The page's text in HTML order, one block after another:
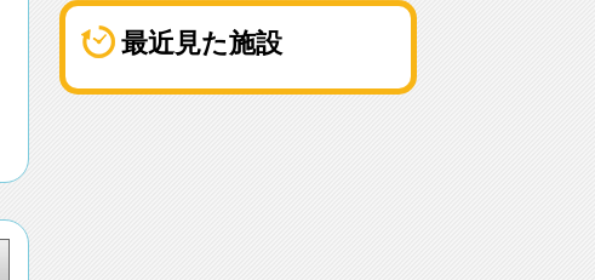
最近見た施設